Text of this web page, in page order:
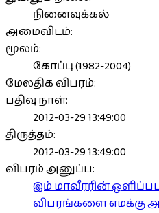
நினைவுக்கல்
அமைவிடம்:
மூலம்:
கோப்பு (1982-2004)
மேலதிக விபரம்:
பதிவு நாள்:
2012-03-29 13:49:00
திருத்தம்:
2012-03-29 13:49:00
விபரம் அனுப்ப:
இம் மாவீரரின்
விபரங்களை எமக்கு